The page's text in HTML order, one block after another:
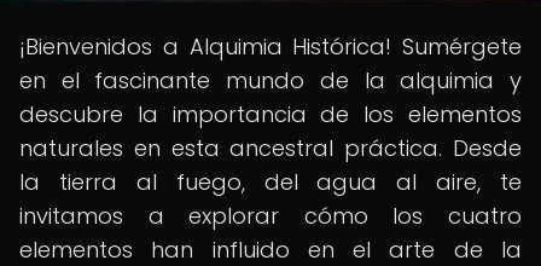
¡Bienvenidos a Alquimia Histórica! Sumérgete
en el fascinante mundo de la alquimia y
descubre la importancia de los elementos
naturales en esta ancestral práctica. Desde
la tierra al fuego, del agua al aire, te
invitamos a explorar cómo los cuatro
elementos han influido en el arte de la